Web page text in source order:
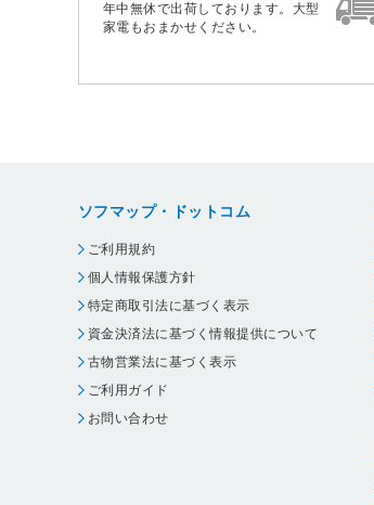
年中無休で出荷しております。大型
家電もおまかせください。
ソフマップ・ドットコム
ご利用規約
個人情報保護方針
特定商取引法に基づく表示
資金決済法に基づく情報提供について
古物営業法に基づく表示
ご利用ガイド
お問い合わせ